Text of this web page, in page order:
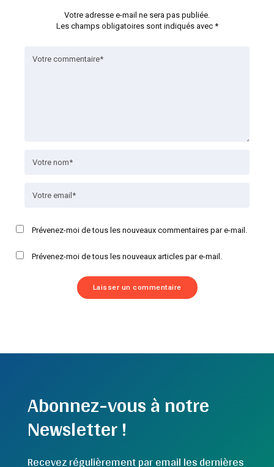
Votre adresse e-mail ne sera pas publiée.
Les champs obligatoires sont indiqués avec *
Prévenez-moi de tous les nouveaux commentaires par e-mail.
Prévenez-moi de tous les nouveaux articles par e-mail.
Abonnez-vous à notre
Newsletter !
Recevez régulièrement par email les dernières